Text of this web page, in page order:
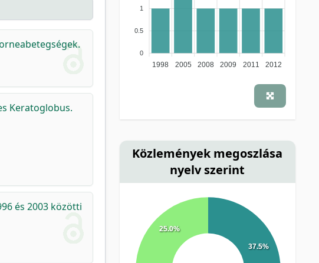
Keratoglobus.
és 2003 közötti
1
0.5
0
1998 2005 2008 2009 2011 2012
Közlemények megoszlása
nyelv szerint
37.5%
25.0%